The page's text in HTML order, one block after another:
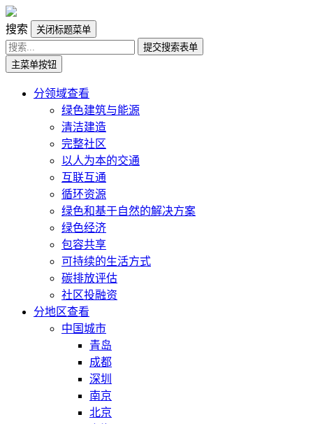
搜索
关闭标题菜单
提交搜索表单
主菜单按钮
分领域查看
绿色建筑与能源
清洁建造
完整社区
以人为本的交通
互联互通
循环资源
绿色和基于自然的解决方案
绿色经济
包容共享
可持续的生活方式
碳排放评估
社区投融资
分地区查看
中国城市
青岛
成都
深圳
南京
北京